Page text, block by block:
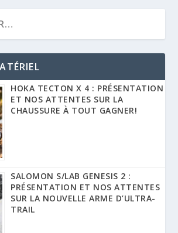
HOKA TECTON X 4 : PRÉSENTATION
ET NOS ATTENTES SUR LA
CHAUSSURE À TOUT GAGNER!
SALOMON S/LAB GENESIS 2 :
PRÉSENTATION ET NOS ATTENTES
SUR LA NOUVELLE ARME D’ULTRA-
TRAIL